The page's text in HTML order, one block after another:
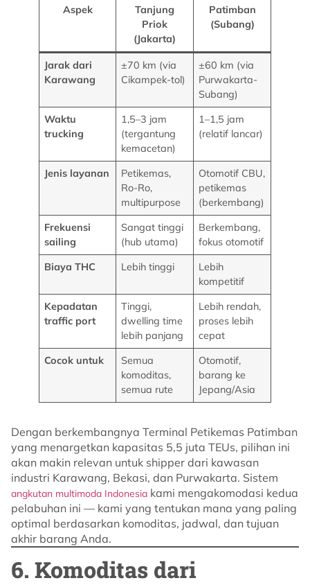
Aspek
Tanjung
Priok
(Jakarta)
Patimban
(Subang)
Jarak dari
Karawang
±70 km (via
Cikampek-tol)
±60 km (via
Purwakarta-
Subang)
Waktu
trucking
1,5–3 jam
(tergantung
kemacetan)
1–1,5 jam
(relatif lancar)
Jenis layanan
Petikemas,
Ro-Ro,
multipurpose
Otomotif CBU,
petikemas
(berkembang)
Frekuensi
sailing
Sangat tinggi
(hub utama)
Berkembang,
fokus otomotif
Biaya THC
Lebih tinggi
Lebih
kompetitif
Kepadatan
traffic port
Tinggi,
dwelling time
lebih panjang
Lebih rendah,
proses lebih
cepat
Cocok untuk
Semua
komoditas,
semua rute
Otomotif,
barang ke
Jepang/Asia
Dengan berkembangnya Terminal Petikemas Patimban
yang menargetkan kapasitas 5,5 juta TEUs, pilihan ini
akan makin relevan untuk shipper dari kawasan
industri Karawang, Bekasi, dan Purwakarta. Sistem
angkutan multimoda Indonesia kami mengakomodasi kedua
pelabuhan ini — kami yang tentukan mana yang paling
optimal berdasarkan komoditas, jadwal, dan tujuan
akhir barang Anda.
6. Komoditas dari